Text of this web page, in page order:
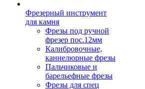
Фрезерный инструмент
для камня
Фрезы под ручной
фрезер пос.12мм
Калибровочные,
каннелюрные фрезы
Пальчиковые и
барельефные фрезы
Фрезы для спец